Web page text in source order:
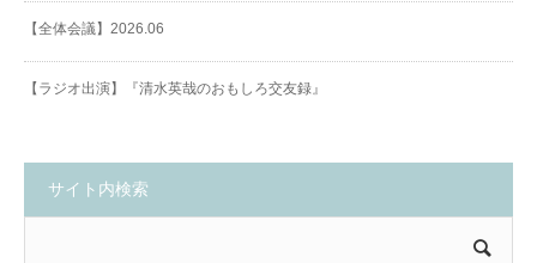
【全体会議】2026.06
【ラジオ出演】『清水英哉のおもしろ交友録』
サイト内検索